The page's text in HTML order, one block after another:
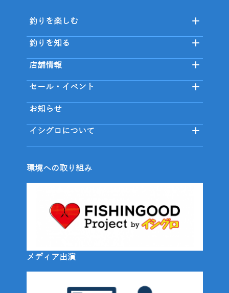
釣りを楽しむ
釣りを知る
店舗情報
セール・イベント
お知らせ
イシグロについて
環境への取り組み
メディア出演